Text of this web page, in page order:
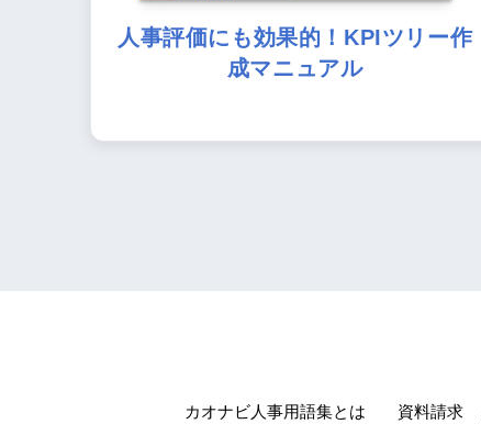
人事評価にも効果的！KPIツリー作
成マニュアル
カオナビ人事用語集とは 資料請求